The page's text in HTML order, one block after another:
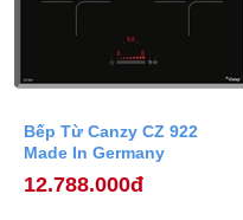
Bếp Từ Canzy CZ 922
Made In Germany
12.788.000đ